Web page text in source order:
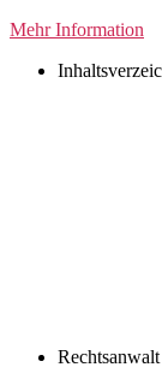
Mehr Information